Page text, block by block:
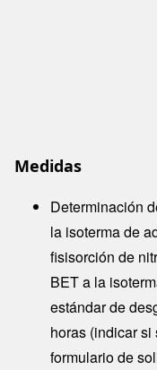
Medidas
Determinación
la isoterma de
fisisorción de
BET a la
estándar de
horas (indicar
formulario de